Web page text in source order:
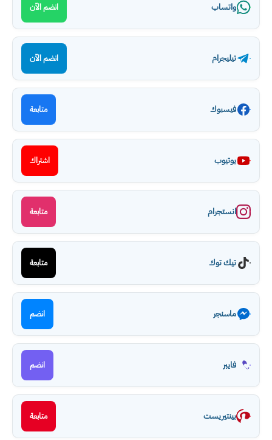
واتساب انضم الآن
تيليجرام انضم الآن
فيسبوك متابعة
يوتيوب اشتراك
انستجرام متابعة
تيك توك متابعة
ماسنجر انضم
فايبر انضم
بينتيريست متابعة